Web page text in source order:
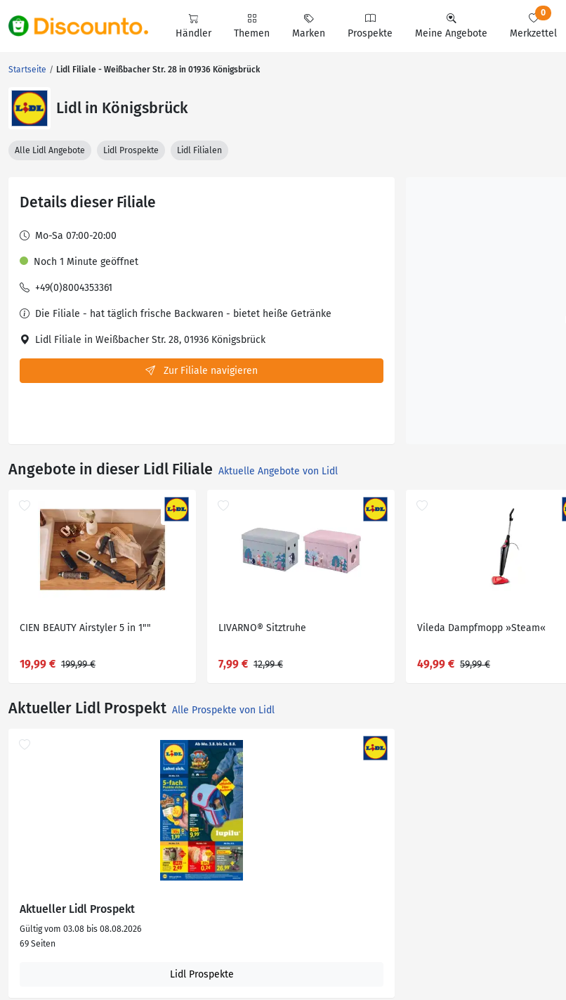
Händler Themen Marken Prospekte Meine Angebote Merkzettel
0
Startseite Lidl Filiale - Weißbacher Str. 28 in 01936 Königsbrück
Lidl in Königsbrück
Alle Lidl Angebote Lidl Prospekte Lidl Filialen
Details dieser Filiale
Mo-Sa 07:00-20:00
Noch 1 Minute geöffnet
+49(0)8004353361
Die Filiale - hat täglich frische Backwaren - bietet heiße Getränke
Lidl Filiale in Weißbacher Str. 28, 01936 Königsbrück
Zur Filiale navigieren
Angebote in dieser Lidl Filiale Aktuelle Angebote von Lidl
CIEN BEAUTY Airstyler 5 in 1""
19,99 € 199,99 €
LIVARNO® Sitztruhe
7,99 € 12,99 €
Vileda Dampfmopp »Steam«
49,99 € 59,99 €
Aktueller Lidl Prospekt Alle Prospekte von Lidl
Aktueller Lidl Prospekt
Gültig vom 03.08 bis 08.08.2026
69 Seiten
Lidl Prospekte